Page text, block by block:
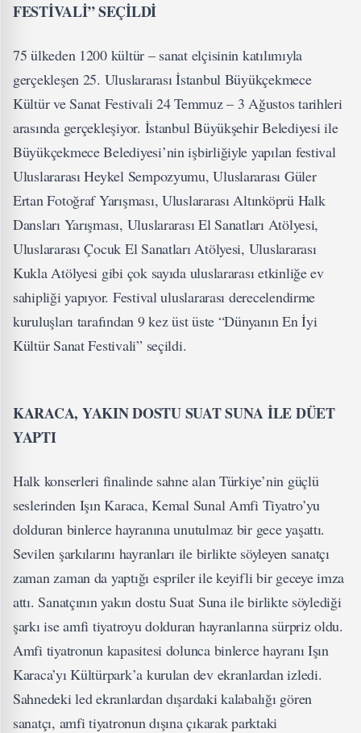
FESTİVALİ” SEÇİLDİ
75 ülkeden 1200 kültür – sanat elçisinin katılımıyla
gerçekleşen 25. Uluslararası İstanbul Büyükçekmece
Kültür ve Sanat Festivali 24 Temmuz – 3 Ağustos tarihleri
arasında gerçekleşiyor. İstanbul Büyükşehir Belediyesi ile
Büyükçekmece Belediyesi’nin işbirliğiyle yapılan festival
Uluslararası Heykel Sempozyumu, Uluslararası Güler
Ertan Fotoğraf Yarışması, Uluslararası Altınköprü Halk
Dansları Yarışması, Uluslararası El Sanatları Atölyesi,
Uluslararası Çocuk El Sanatları Atölyesi, Uluslararası
Kukla Atölyesi gibi çok sayıda uluslararası etkinliğe ev
sahipliği yapıyor. Festival uluslararası derecelendirme
kuruluşları tarafından 9 kez üst üste “Dünyanın En İyi
Kültür Sanat Festivali” seçildi.
KARACA, YAKIN DOSTU SUAT SUNA İLE DÜET
YAPTI
Halk konserleri finalinde sahne alan Türkiye’nin güçlü
seslerinden Işın Karaca, Kemal Sunal Amfi Tiyatro’yu
dolduran binlerce hayranına unutulmaz bir gece yaşattı.
Sevilen şarkılarını hayranları ile birlikte söyleyen sanatçı
zaman zaman da yaptığı espriler ile keyifli bir geceye imza
attı. Sanatçının yakın dostu Suat Suna ile birlikte söylediği
şarkı ise amfi tiyatroyu dolduran hayranlarına sürpriz oldu.
Amfi tiyatronun kapasitesi dolunca binlerce hayranı Işın
Karaca’yı Kültürpark’a kurulan dev ekranlardan izledi.
Sahnedeki led ekranlardan dışardaki kalabalığı gören
sanatçı, amfi tiyatronun dışına çıkarak parktaki